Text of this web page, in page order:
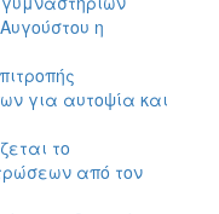
η
για αυτοψία και
το
από τον